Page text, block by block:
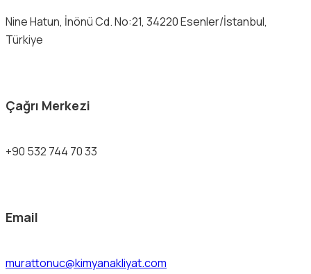
Nine Hatun, İnönü Cd. No:21, 34220 Esenler/İstanbul,
Türkiye
Çağrı Merkezi
+90 532 744 70 33
Email
murattonuc@kimyanakliyat.com